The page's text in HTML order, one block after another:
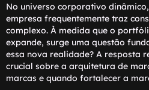
No universo corporativo
empresa frequentemente traz
complexo. À medida que o
expande, surge uma questão
essa nova realidade? A resposta
crucial sobre a arquitetura de
marcas e quando fortalecer a